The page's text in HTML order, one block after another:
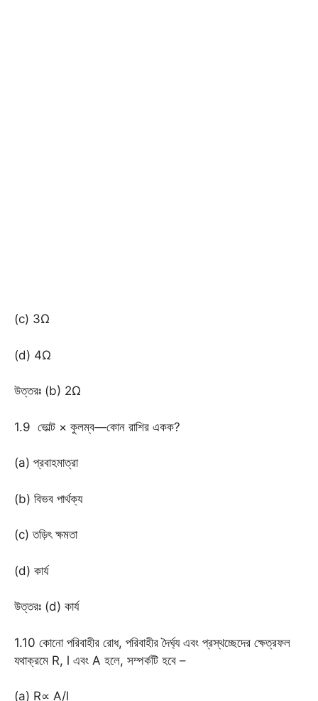
(c) 3Ω
(d) 4Ω
উত্তরঃ (b) 2Ω
1.9 ভোল্ট × কুলম্ব—কোন রাশির একক?
(a) প্রবাহমাত্রা
(b) বিভব পার্থক্য
(c) তড়িৎ ক্ষমতা
(d) কার্য
উত্তরঃ (d) কার্য
1.10 কোনো পরিবাহীর রোধ, পরিবাহীর দৈর্ঘ্য এবং প্রস্থচ্ছেদের ক্ষেত্রফল
যথাক্রমে R, l এবং A হলে, সম্পর্কটি হবে –
(a) R∝ A/l